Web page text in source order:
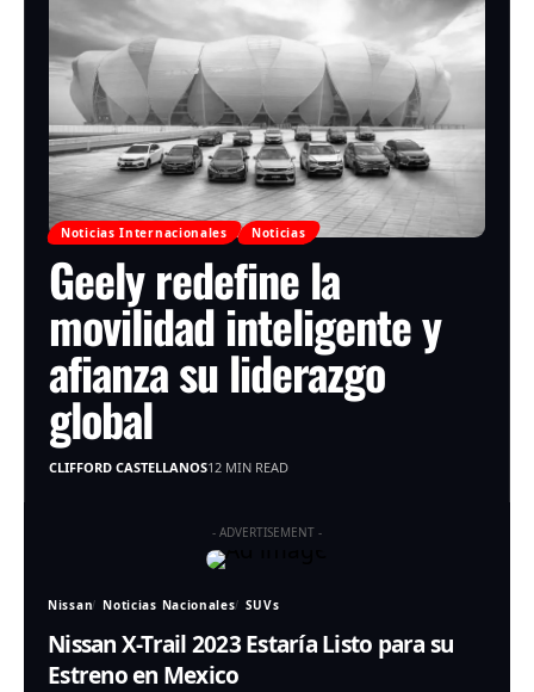
Noticias Internacionales Noticias
Geely redefine la
movilidad inteligente y
afianza su liderazgo
global
CLIFFORD CASTELLANOS12 MIN READ
- ADVERTISEMENT -
Nissan Noticias Nacionales SUVs
Nissan X-Trail 2023 Estaría Listo para su
Estreno en Mexico